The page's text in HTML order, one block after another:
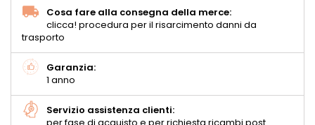
Cosa fare alla consegna della merce:
clicca! procedura per il risarcimento danni da
trasporto
Garanzia:
1 anno
Servizio assistenza clienti: